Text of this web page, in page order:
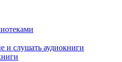
и слушать аудиокниги